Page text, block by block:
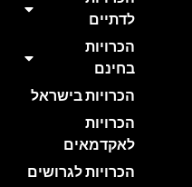
לדתיים
הכרויות
בחינם
הכרויות בישראל
הכרויות
לאקדמאים
הכרויות לגרושים